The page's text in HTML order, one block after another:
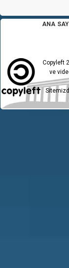
ANA
Copyleft
ve